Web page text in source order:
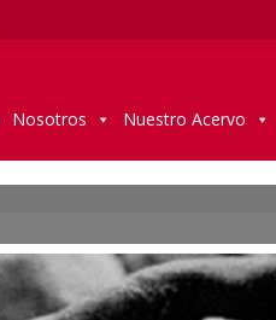
Nosotros Nuestro Acervo